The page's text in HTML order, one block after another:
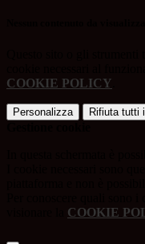
COOKIE POLICY
Personalizza Rifiuta tutti
COOKIE